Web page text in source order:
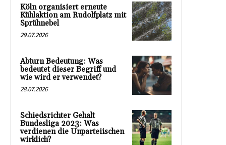
Köln organisiert erneute
Kühlaktion am Rudolfplatz mit
Sprühnebel
29.07.2026
Abturn Bedeutung: Was
bedeutet dieser Begriff und
wie wird er verwendet?
28.07.2026
Schiedsrichter Gehalt
Bundesliga 2023: Was
verdienen die Unparteiischen
wirklich?